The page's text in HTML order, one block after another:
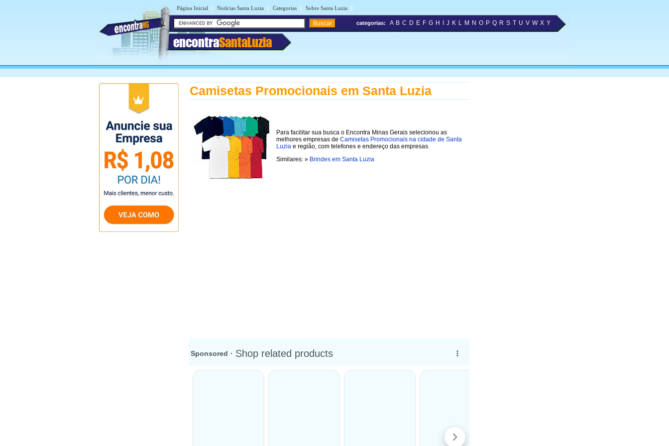
Página Inicial | Notícias Santa Luzia | Categorias | Sobre Santa Luzia |
encontraSantaLuzia
categorias: A B C D E F G H J K L M N O P Q R S T U V W X Y
Camisetas Promocionais em Santa Luzia
Para facilitar sua busca o Encontra Minas Gerais selecionou as
melhores empresas de Camisetas Promocionais na cidade de Santa
Luzia e região, com telefones e endereço das empresas.
Similares: » Brindes em Santa Luzia